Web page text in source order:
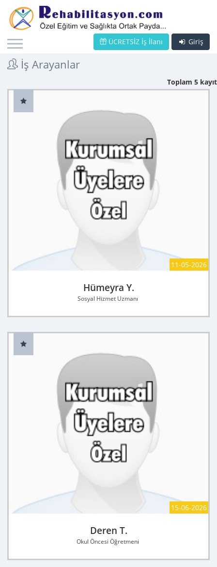
Giriş
ÜCRETSİZ İş İlanı
İş Arayanlar
Toplam 5 kayıt
11-05-2026
Hümeyra Y.
Sosyal Hizmet Uzmanı
15-06-2026
Deren T.
Okul Öncesi Öğretmeni